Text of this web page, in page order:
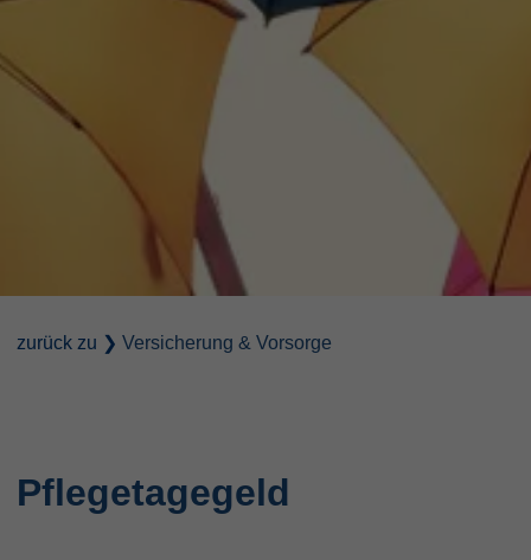
zurück zu ❯ Versicherung & Vorsorge
Pflegetagegeld